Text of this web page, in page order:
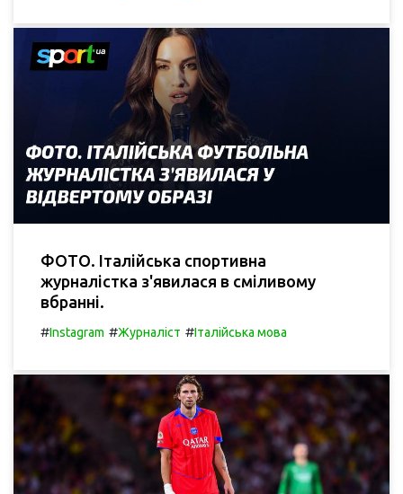
ФОТО. Італійська спортивна
журналістка з'явилася в сміливому
вбранні.
#Instagram #Журналіст #Італійська мова